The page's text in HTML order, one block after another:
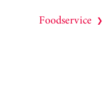
Foodservice ❯